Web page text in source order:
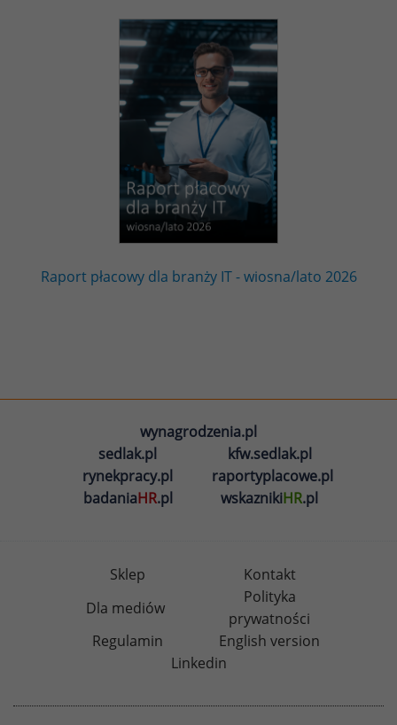
Raport płacowy dla branży IT - wiosna/lato 2026
wynagrodzenia.pl
sedlak.pl
kfw.sedlak.pl
rynekpracy.pl
raportyplacowe.pl
badaniaHR.pl wskaznikiHR.pl
Sklep
Kontakt
Dla mediów
Polityka
prywatności
Regulamin
English version
Linkedin